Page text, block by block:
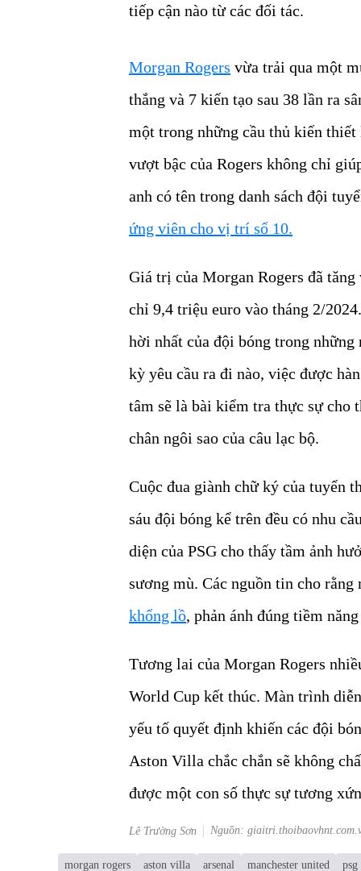
tiếp cận nào từ các đối tác.
Morgan Rogers vừa trải qua một
thắng và 7 kiến tạo sau 38 lần ra
một trong những cầu thủ kiến
vượt bậc của Rogers không chỉ
anh có tên trong danh sách đội
ứng viên cho vị trí số 10.
Giá trị của Morgan Rogers đã
chỉ 9,4 triệu euro vào tháng 2/
hời nhất của đội bóng trong những
kỳ yêu cầu ra đi nào, việc được
tâm sẽ là bài kiểm tra thực sự cho
chân ngôi sao của câu lạc bộ.
Cuộc đua giành chữ ký của tuyển
sáu đội bóng kể trên đều có nhu
diện của PSG cho thấy tầm ảnh
sương mù. Các nguồn tin cho
khổng lồ, phản ánh đúng tiềm
Tương lai của Morgan Rogers
World Cup kết thúc. Màn trình
yếu tố quyết định khiến các đội
Aston Villa chắc chắn sẽ không
được một con số thực sự tương
Lê Trường Sơn Nguồn:
morgan rogers aston villa arsenal manchester united psg